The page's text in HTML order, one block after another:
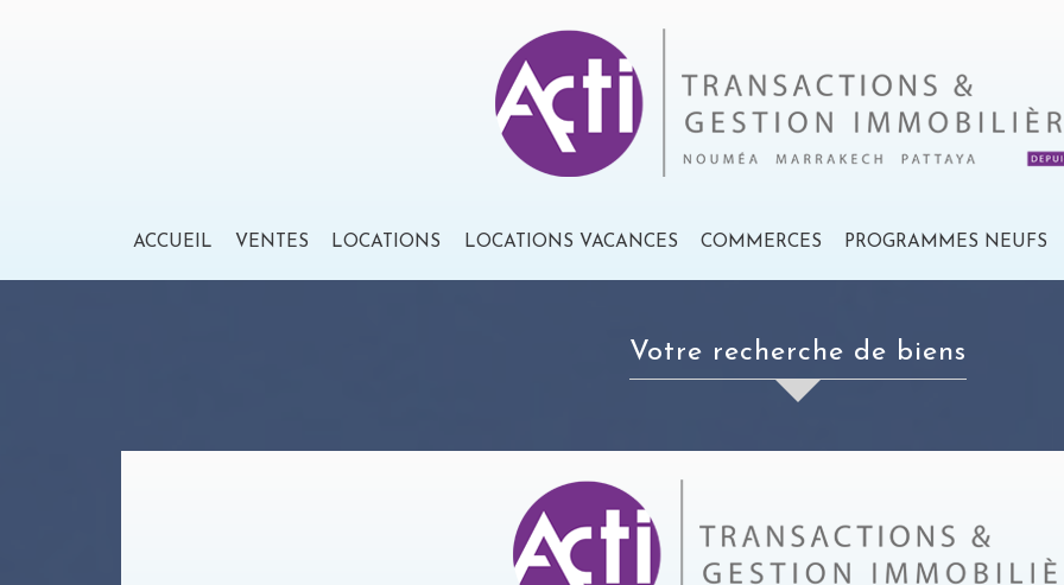
ACCUEIL VENTES LOCATIONS LOCATIONS VACANCES COMMERCES PROGRAMMES NEUFS
votre recherche de biens